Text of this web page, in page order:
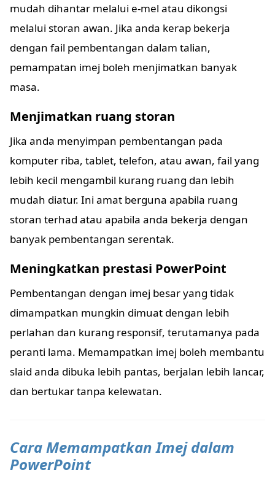
mudah dihantar melalui e-mel atau dikongsi
melalui storan awan. Jika anda kerap bekerja
dengan fail pembentangan dalam talian,
pemampatan imej boleh menjimatkan banyak
masa.
Menjimatkan ruang storan
Jika anda menyimpan pembentangan pada
komputer riba, tablet, telefon, atau awan, fail yang
lebih kecil mengambil kurang ruang dan lebih
mudah diatur. Ini amat berguna apabila ruang
storan terhad atau apabila anda bekerja dengan
banyak pembentangan serentak.
Meningkatkan prestasi PowerPoint
Pembentangan dengan imej besar yang tidak
dimampatkan mungkin dimuat dengan lebih
perlahan dan kurang responsif, terutamanya pada
peranti lama. Memampatkan imej boleh membantu
slaid anda dibuka lebih pantas, berjalan lebih lancar,
dan bertukar tanpa kelewatan.
Cara Memampatkan Imej dalam
PowerPoint